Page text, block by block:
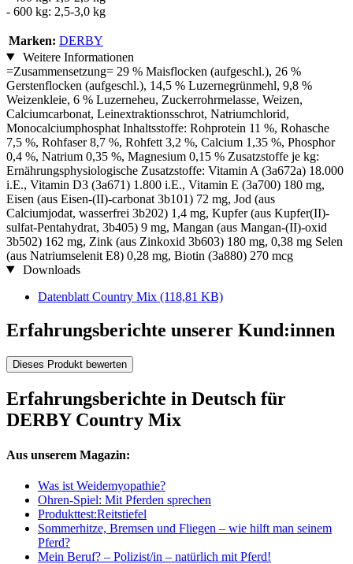
- 600 kg: 2,5-3,0 kg
Marken: DERBY
Weitere Informationen
=Zusammensetzung= 29 % Maisflocken (aufgeschl.), 26 %
Gerstenflocken (aufgeschl.), 14,5 % Luzernegrünmehl, 9,8 %
Weizenkleie, 6 % Luzerneheu, Zuckerrohrmelasse, Weizen,
Calciumcarbonat, Leinextraktionsschrot, Natriumchlorid,
Monocalciumphosphat Inhaltsstoffe: Rohprotein 11 %, Rohasche
7,5 %, Rohfaser 8,7 %, Rohfett 3,2 %, Calcium 1,35 %, Phosphor
0,4 %, Natrium 0,35 %, Magnesium 0,15 % Zusatzstoffe je kg:
Ernährungsphysiologische Zusatzstoffe: Vitamin A (3a672a) 18.000
i.E., Vitamin D3 (3a671) 1.800 i.E., Vitamin E (3a700) 180 mg,
Eisen (aus Eisen-(II)-carbonat 3b101) 72 mg, Jod (aus
Calciumjodat, wasserfrei 3b202) 1,4 mg, Kupfer (aus Kupfer(II)-
sulfat-Pentahydrat, 3b405) 9 mg, Mangan (aus Mangan-(II)-oxid
3b502) 162 mg, Zink (aus Zinkoxid 3b603) 180 mg, 0,38 mg Selen
(aus Natriumselenit E8) 0,28 mg, Biotin (3a880) 270 mcg
Downloads
Datenblatt Country Mix (118,81 KB)
Erfahrungsberichte unserer Kund:innen
Dieses Produkt bewerten
Erfahrungsberichte in Deutsch für
DERBY Country Mix
Aus unserem Magazin:
Was ist Weidemyopathie?
Ohren-Spiel: Mit Pferden sprechen
Produkttest:Reitstiefel
Sommerhitze, Bremsen und Fliegen – wie hilft man seinem
Pferd?
Mein Beruf? – Polizist/in – natürlich mit Pferd!